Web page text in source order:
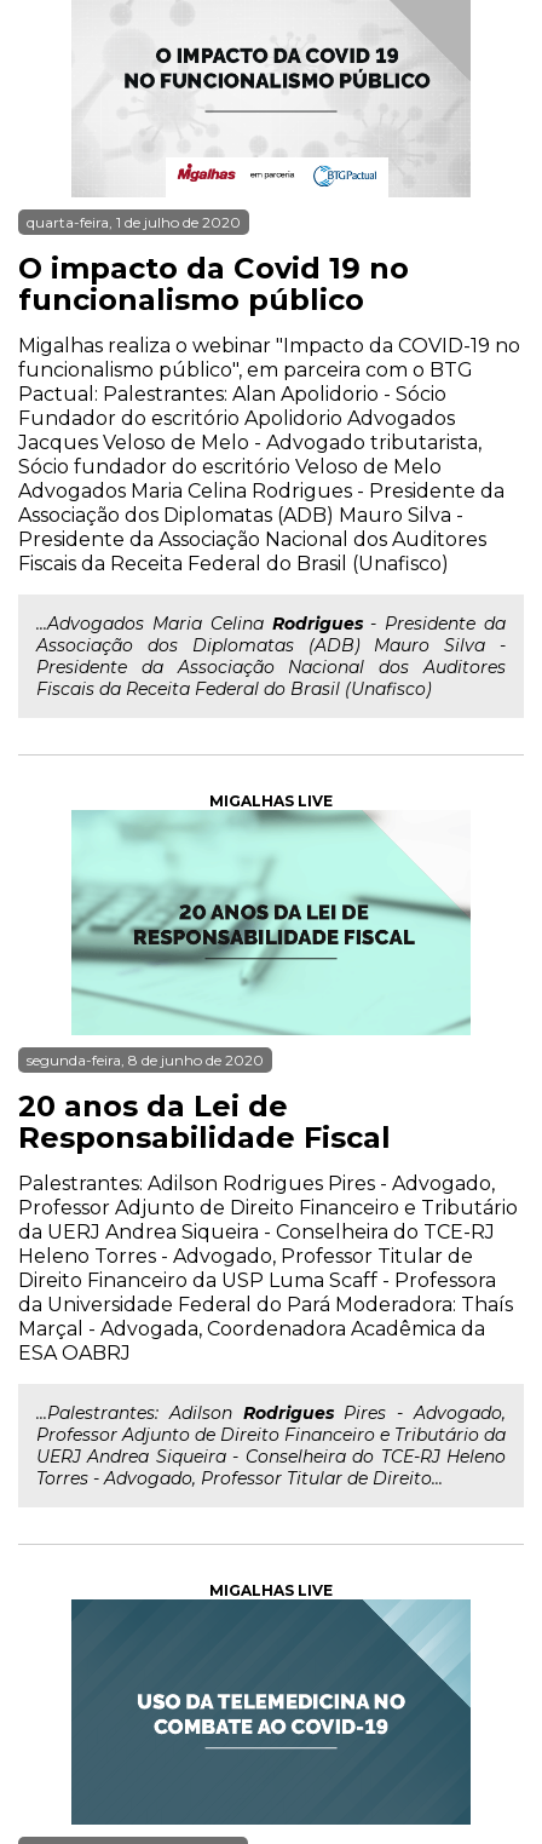
quarta-feira, 1 de julho de 2020
O impacto da Covid 19 no
funcionalismo público
Migalhas realiza o webinar "Impacto da COVID-19 no
funcionalismo público", em parceira com o BTG
Pactual: Palestrantes: Alan Apolidorio - Sócio
Fundador do escritório Apolidorio Advogados
Jacques Veloso de Melo - Advogado tributarista,
Sócio fundador do escritório Veloso de Melo
Advogados Maria Celina Rodrigues - Presidente da
Associação dos Diplomatas (ADB) Mauro Silva -
Presidente da Associação Nacional dos Auditores
Fiscais da Receita Federal do Brasil (Unafisco)
...Advogados Maria Celina Rodrigues- Presidente da
Associação dos Diplomatas (ADB) Mauro Silva -
Presidente da Associação Nacional dos Auditores
Fiscais da Receita Federal do Brasil (Unafisco)
MIGALHAS LIVE
segunda-feira, 8 de junho de 2020
20 anos da Lei de
Responsabilidade Fiscal
Palestrantes: Adilson Rodrigues Pires - Advogado,
Professor Adjunto de Direito Financeiro e Tributário
da UERJ Andrea Siqueira - Conselheira do TCE-RJ
Heleno Torres - Advogado, Professor Titular de
Direito Financeiro da USP Luma Scaff - Professora
da Universidade Federal do Pará Moderadora: Thaís
Marçal - Advogada, Coordenadora Acadêmica da
ESA OABRJ
...Palestrantes: Adilson RodriguesPires - Advogado,
Professor Adjunto de Direito Financeiro e Tributário da
UERJ Andrea Siqueira - Conselheira do TCE-RJ Heleno
Torres - Advogado, Professor Titular de Direito...
MIGALHAS LIVE